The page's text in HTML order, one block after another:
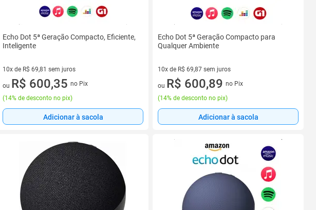
Echo Dot 5ª Geração Compacto, Eficiente,
Inteligente
10x de R$ 69,81 sem juros
10 vez de R$ 69,81 sem juros
ou R$ 600,35 no Pix
(14% de desconto no pix)
Adicionar à sacola
Echo Dot 5ª Geração Compacto para
Qualquer Ambiente
10x de R$ 69,87 sem juros
10 vez de R$ 69,87 sem juros
ou R$ 600,89 no Pix
(14% de desconto no pix)
Adicionar à sacola